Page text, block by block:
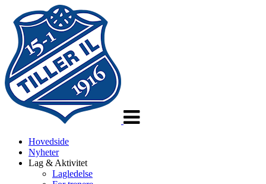
Hovedside
Nyheter
Lag & Aktivitet
Lagledelse